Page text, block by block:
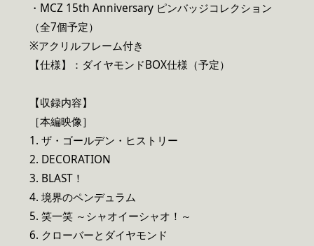
・MCZ 15th Anniversary ピンバッジコレクション
（全7個予定）
※アクリルフレーム付き
【仕様】：ダイヤモンドBOX仕様（予定）
【収録内容】
［本編映像］
1. ザ・ゴールデン・ヒストリー
2. DECORATION
3. BLAST！
4. 境界のペンデュラム
5. 笑一笑 ～シャオイーシャオ！～
6. クローバーとダイヤモンド